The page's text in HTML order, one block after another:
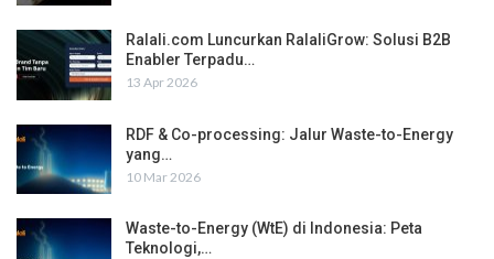
Ralali.com Luncurkan RalaliGrow: Solusi B2B
Enabler Terpadu…
13 Apr 2026
RDF & Co-processing: Jalur Waste-to-Energy
yang…
10 Mar 2026
Waste-to-Energy (WtE) di Indonesia: Peta
Teknologi,…